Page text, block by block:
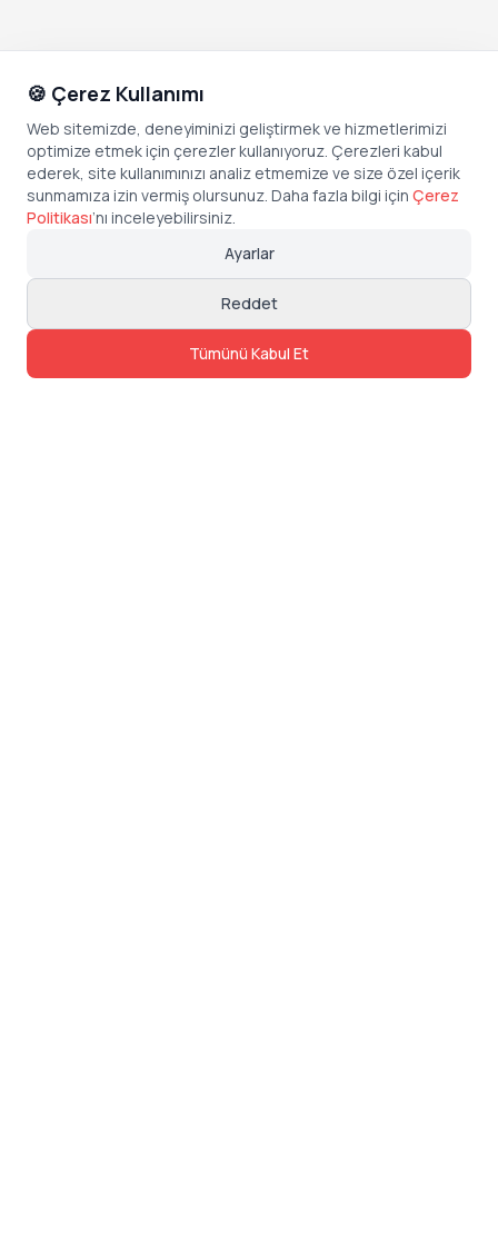
🍪 Çerez Kullanımı
Web sitemizde, deneyiminizi geliştirmek ve hizmetlerimizi
optimize etmek için çerezler kullanıyoruz. Çerezleri kabul
ederek, site kullanımınızı analiz etmemize ve size özel içerik
sunmamıza izin vermiş olursunuz. Daha fazla bilgi için Çerez
Politikası’nı inceleyebilirsiniz.
Ayarlar
Reddet
Tümünü Kabul Et